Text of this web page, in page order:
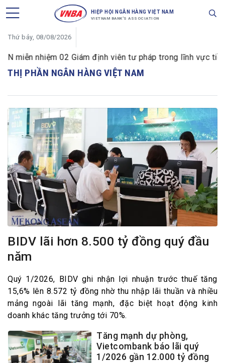
HIỆP HỘI NGÂN HÀNG VIỆT NAM
VIETNAM BANK'S ASSOCIATION
Thứ bảy, 08/08/2026
miễn nhiệm 02 Giám định viên tư pháp trong lĩnh vực tiền
THỊ PHẦN NGÂN HÀNG VIỆT NAM
BIDV lãi hơn 8.500 tỷ đồng quý đầu
năm
Quý 1/2026, BIDV ghi nhận lợi nhuận trước thuế tăng
15,6% lên 8.572 tỷ đồng nhờ thu nhập lãi thuần và nhiều
mảng ngoài lãi tăng mạnh, đặc biệt hoạt động kinh
doanh khác tăng trưởng tới 70%.
Tăng mạnh dự phòng,
Vietcombank báo lãi quý
1/2026 gần 12.000 tỷ đồng